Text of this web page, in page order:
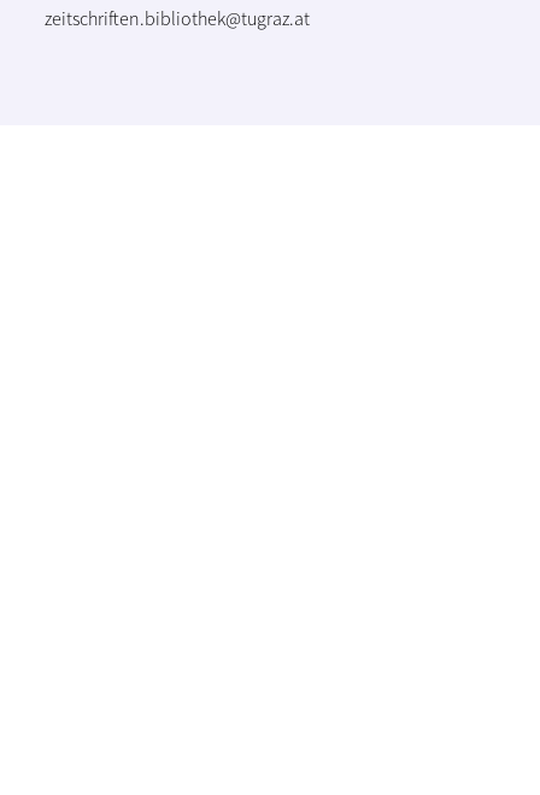
zeitschriften.bibliothek@tugraz.at